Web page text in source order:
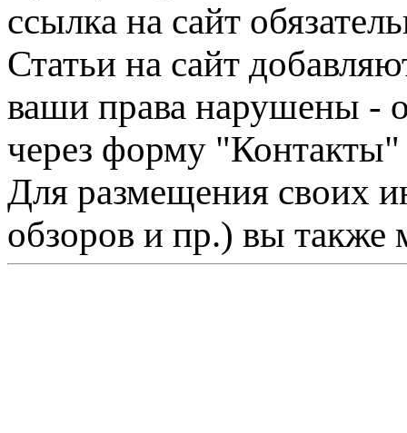
ссылка на сайт
Статьи на сайт
ваши права нарушены -
через форму "Контакты"
Для размещения своих
обзоров и пр.) вы также